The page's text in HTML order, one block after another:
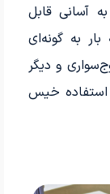
آسانی قابل
به گونه‌ای
و دیگر
استفاده خیس